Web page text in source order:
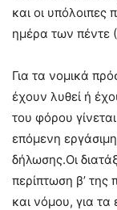
και οι υπόλοιπες
ημέρα των πέντε
Για τα νομικά
έχουν λυθεί ή
του φόρου
επόμενη
δήλωσης.Οι
περίπτωση β’
και νόμου, για